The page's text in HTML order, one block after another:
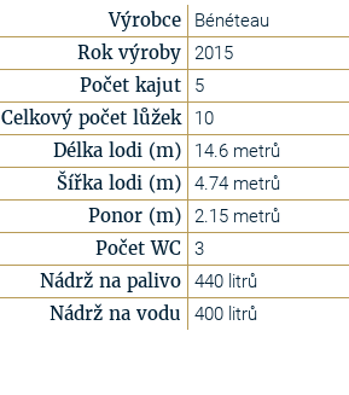
Výrobce Bénéteau
Rok výroby 2015
Počet kajut 5
Celkový počet lůžek 10
Délka lodi (m) 14.6 metrů
Šířka lodi (m) 4.74 metrů
Ponor (m) 2.15 metrů
Počet WC 3
Nádrž na palivo 440 litrů
Nádrž na vodu 400 litrů